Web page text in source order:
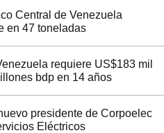
Central de Venezuela
en 47 toneladas
requiere US$183 mil
bdp en 14 años
presidente de Corpoelec
Eléctricos